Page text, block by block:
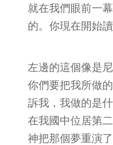
就在我們眼前一
的。你現在開始
左邊的這個像是
你們要把我所做
訴我，我做的是
在我國中位居第
神把那個夢重演